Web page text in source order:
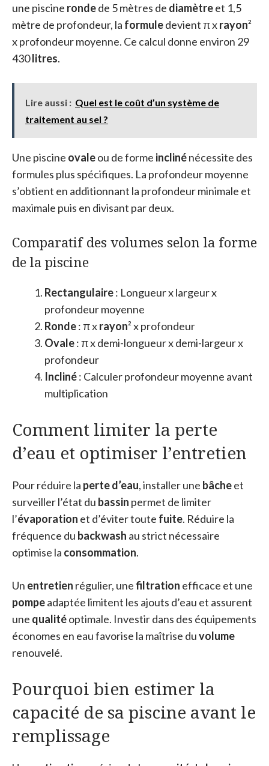
une piscine rondede 5 mètres de diamètreet 1,5
mètre de profondeur, la formuledevient π xrayon²
x profondeur moyenne. Ce calcul donne environ 29
430litres.
Lire aussi : Quel est le coût d’un système de
traitement au sel ?
Une piscine ovaleou de forme inclinénécessite des
formules plus spécifiques. La profondeur moyenne
s’obtient en additionnant la profondeur minimale et
maximale puis en divisant par deux.
Comparatif des volumes selon la forme
de la piscine
Rectangulaire: Longueur x largeur x
profondeur moyenne
Ronde: π xrayon² x profondeur
Ovale: π x demi-longueur x demi-largeur x
profondeur
Incliné: Calculer profondeur moyenne avant
multiplication
Comment limiter la perte
d’eau et optimiser l’entretien
Pour réduire la perte d’eau, installer une bâcheet
surveiller l’état du bassin permet de limiter
l’évaporation et d’éviter toute fuite. Réduire la
fréquence du backwash au strict nécessaire
optimise la consommation.
Un entretien régulier, unefiltration efficace et une
pompeadaptée limitent les ajouts d’eau et assurent
une qualitéoptimale. Investir dans des équipements
économes en eau favorise la maîtrise duvolume
renouvelé.
Pourquoi bien estimer la
capacité de sa piscine avant le
remplissage